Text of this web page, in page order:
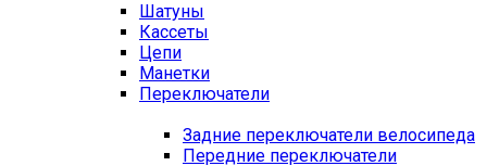
Шатуны
Кассеты
Цепи
Манетки
Переключатели
Задние переключатели велосипеда
Передние переключатели